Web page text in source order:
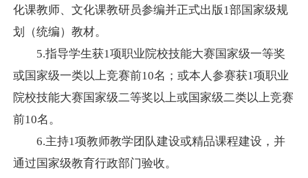
化课教师、文化课教研员参编并正式出版1部国家级规
划（统编）教材。
5.指导学生获1项职业院校技能大赛国家级一等奖
或国家级一类以上竞赛前10名；或本人参赛获1项职业
院校技能大赛国家级二等奖以上或国家级二类以上竞赛
前10名。
6.主持1项教师教学团队建设或精品课程建设，并
通过国家级教育行政部门验收。